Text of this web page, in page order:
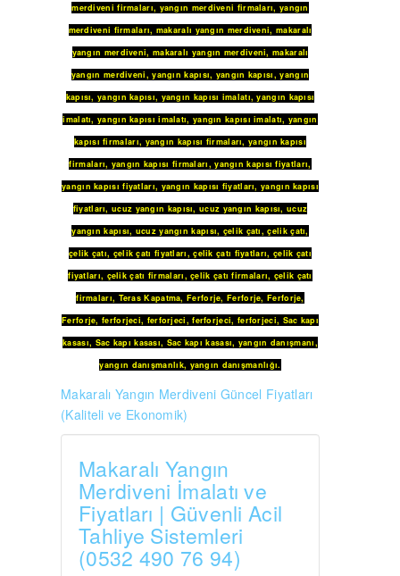
merdiveni firmaları, yangın merdiveni firmaları, yangın
merdiveni firmaları, makaralı yangın merdiveni,makaralı
yangın merdiveni, makaralı yangın merdiveni,makaralı
yangın merdiveni,yangın kapısı, yangın kapısı,yangın
kapısı,yangın kapısı, yangın kapısı imalatı,yangın kapısı
imalatı,yangın kapısı imalatı, yangın kapısı imalatı, yangın
kapısı firmaları, yangın kapısı firmaları,yangın kapısı
firmaları, yangın kapısı firmaları,yangın kapısı fiyatları,
yangın kapısı fiyatları, yangın kapısı fiyatları,yangın kapısı
fiyatları,ucuz yangın kapısı,ucuz yangın kapısı,ucuz
yangın kapısı, ucuz yangın kapısı, çelik çatı,çelik çatı,
çelik çatı, çelik çatı fiyatları,çelik çatı fiyatları, çelik çatı
fiyatları, çelik çatı firmaları,çelik çatı firmaları, çelik çatı
firmaları, Teras Kapatma,Ferforje,Ferforje,Ferforje,
Ferforje,ferforjeci, ferforjeci,ferforjeci, ferforjeci, Sac kapı
kasası, Sac kapı kasası, Sac kapı kasası, yangın danışmanı,
yangın danışmanlık, yangın danışmanlığı.
Makaralı Yangın Merdiveni Güncel Fiyatları
(Kaliteli ve Ekonomik)
Makaralı Yangın
Merdiveni İmalatı ve
Fiyatları | Güvenli Acil
Tahliye Sistemleri
(0532 490 76 94)